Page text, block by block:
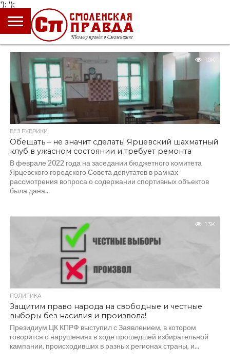
');
ГЛАВНАЯ
НОВОСТИ
ПРОИСШЕСТВИЯ
ПОЛИТИКА
КУЛЬТУРА
ЭКОНОМИКА
ОБЩЕСТВО
БЛОГИ
1.0K
БЕЗ РУБРИКИ
Обещать – не значит сделать! Ярцевский шахматный
клуб в ужасном состоянии и требует ремонта
В феврале 2022 года на заседании бюджетного комитета
Ярцевского городского Совета депутатов в рамках
рассмотрения вопроса о содержании спортивных объектов
была дана...
1.3K
ПОЛИТИКА
Защитим право народа на свободные и честные
выборы без насилия и произвола!
Президиум ЦК КПРФ выступил с Заявлением, в котором
говорится о нарушениях в ходе прошедшей избирательной
кампании, происходивших в разных регионах страны, и...
');